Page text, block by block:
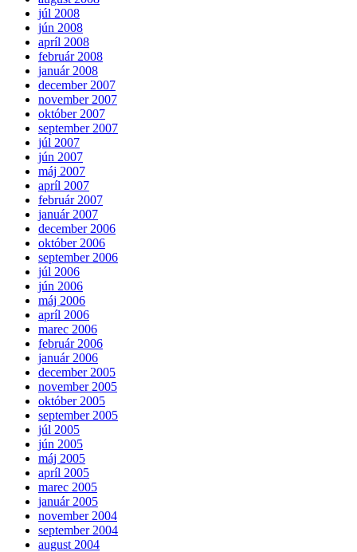
júl 2008
jún 2008
apríl 2008
február 2008
január 2008
december 2007
november 2007
október 2007
september 2007
júl 2007
jún 2007
máj 2007
apríl 2007
február 2007
január 2007
december 2006
október 2006
september 2006
júl 2006
jún 2006
máj 2006
apríl 2006
marec 2006
február 2006
január 2006
december 2005
november 2005
október 2005
september 2005
júl 2005
jún 2005
máj 2005
apríl 2005
marec 2005
január 2005
november 2004
september 2004
august 2004